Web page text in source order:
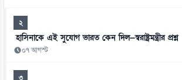
২
হাসিনাকে এই সুযোগ ভারত কেন দিল—স্বরাষ্ট্রমন্ত্রীর প্রশ্ন
০৭ আগস্ট
৩